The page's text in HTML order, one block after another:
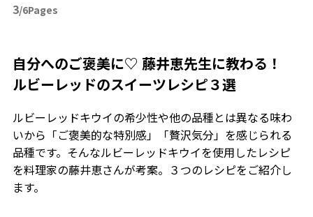
3/6Pages
自分へのご褒美に♡ 藤井恵先生に教わる！
ルビーレッドのスイーツレシピ３選
ルビーレッドキウイの希少性や他の品種とは異なる味わ
いから「ご褒美的な特別感」「贅沢気分」を感じられる
品種です。そんなルビーレッドキウイを使用したレシピ
を料理家の藤井恵さんが考案。３つのレシピをご紹介し
ます。